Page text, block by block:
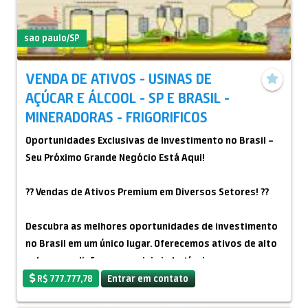
?? Destilarias
?? Mineradoras Diversas
?? Commodities Disponíveis:
?? Açúcar (ICUMSA 45, VHP, etc.)
?? MODO-OPERANDI DAS NEGOCIAÇÕES INTERNACIONAIS ??
Seguindo padrões globais de compliance e segurança,
cada operação é estruturada com transparência total:
sao paulo/SP
VENDA DE ATIVOS - USINAS DE
AÇÚCAR E ÁLCOOL - SP E BRASIL -
MINERADORAS - FRIGORIFICOS
Oportunidades Exclusivas de Investimento no Brasil –
Seu Próximo Grande Negócio Está Aqui!
?? Vendas de Ativos Premium em Diversos Setores! ??
Descubra as melhores oportunidades de investimento
no Brasil em um único lugar. Oferecemos ativos de alto
valor e condições comerciais imbatíveis para
aquisições em setores estratégicos:
R$ 777.777,78 Entrar em contato